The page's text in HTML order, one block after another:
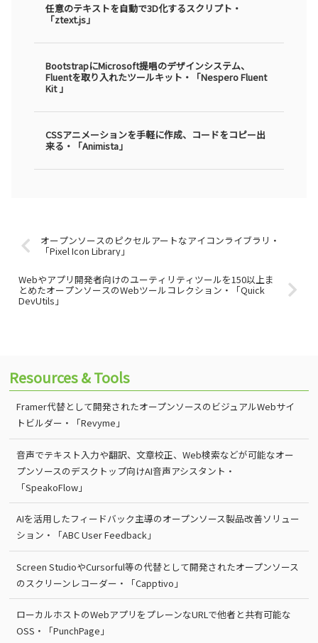
任意のテキストを自動で3D化するスクリプト・
「ztext.js」
BootstrapにMicrosoft提唱のデザインシステム、
Fluentを取り入れたツールキット・「Nespero Fluent
Kit 」
CSSアニメーションを手軽に作成、コードをコピー出
来る・「Animista」
オープンソースのピクセルアートなアイコンライブラリ・
「Pixel Icon Library」
Webやアプリ開発者向けのユーティリティツールを150以上ま
とめたオープンソースのWebツールコレクション・「Quick
DevUtils」
Resources & Tools
Framer代替として開発されたオープンソースのビジュアルWebサイ
トビルダー・「Revyme」
音声でテキスト入力や翻訳、文章校正、Web検索などが可能なオー
プンソースのデスクトップ向けAI音声アシスタント・
「SpeakoFlow」
AIを活用したフィードバック主導のオープンソース製品改善ソリュー
ション・「ABC User Feedback」
Screen StudioやCursorful等の代替として開発されたオープンソース
のスクリーンレコーダー・「Capptivo」
ローカルホストのWebアプリをプレーンなURLで他者と共有可能な
OSS・「PunchPage」